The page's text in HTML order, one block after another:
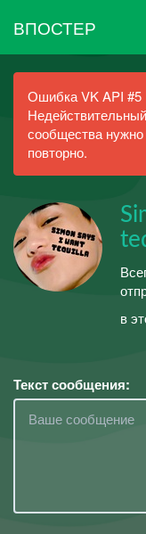
ВПОСТЕР
Ошибка VK API #5
сообщества нужно
повторно.
в
Текст сообщения: